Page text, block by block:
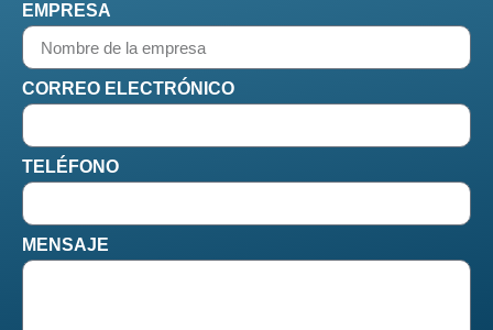
EMPRESA
CORREO ELECTRÓNICO
TELÉFONO
MENSAJE